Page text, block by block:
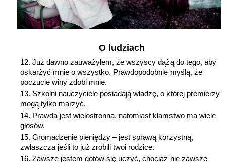
O ludziach
Już dawno zauważyłem, że wszyscy dążą do tego, aby
oskarżyć mnie o wszystko. Prawdopodobnie myślą, że
poczucie winy zdobi mnie.
Szkolni nauczyciele posiadają władzę, o której premierzy
mogą tylko marzyć.
Prawda jest wielostronna, natomiast kłamstwo ma wiele
głosów.
Gromadzenie pieniędzy – jest sprawą korzystną,
zwłaszcza jeśli to już zrobili twoi rodzice.
Zawsze jestem gotów się uczyć, chociaż nie zawsze